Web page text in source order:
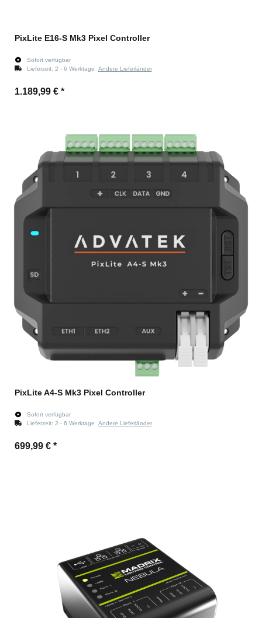
PixLite E16-S Mk3 Pixel Controller
Sofort verfügbar
Lieferzeit: 2 - 6 Werktage Andere Lieferländer
1.189,99 € *
PixLite A4-S Mk3 Pixel Controller
Sofort verfügbar
Lieferzeit: 2 - 6 Werktage Andere Lieferländer
699,99 € *